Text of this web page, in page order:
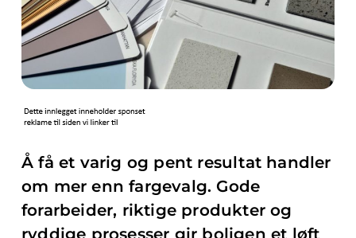
Å få et varig og pent resultat handler
om mer enn fargevalg. Gode
forarbeider, riktige produkter og
ryddige prosesser gir boligen et løft